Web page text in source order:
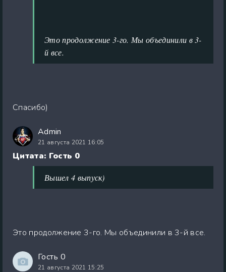
Это продолжение 3-го. Мы объединили в 3-
й все.
Спасибо)
Admin
21 августа 2021 16:05
Цитата: Гость 0
Вышел 4 выпуск)
Это продолжение 3-го. Мы объединили в 3-й все.
Гость 0
21 августа 2021 15:25